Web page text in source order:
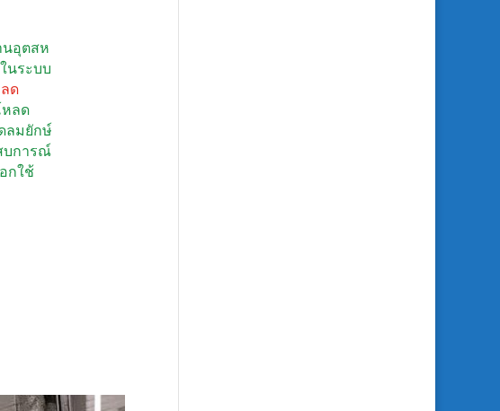
นอุตสห
นระบบ
ด
หลด
ลมยักษ์
บการณ์
กใช้